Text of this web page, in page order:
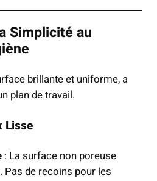
Simplicité au
brillante et uniforme, a
plan de travail.
Lisse
: La surface non poreuse
Pas de recoins pour les